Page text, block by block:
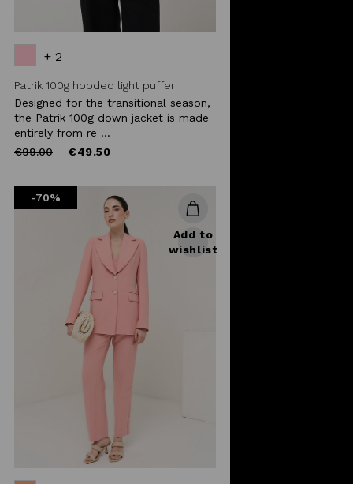
+ 2
Patrik 100g hooded light puffer
Designed for the transitional season,
the Patrik 100g down jacket is made
entirely from re ...
Price
€99.00to €49.50
-70%
Add to
wishlist